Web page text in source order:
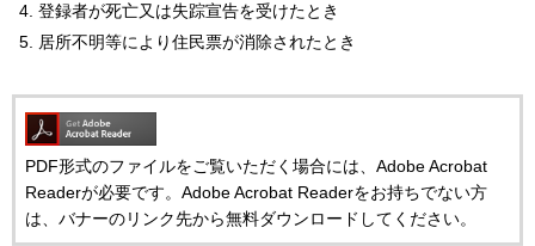
登録者が死亡又は失踪宣告を受けたとき
居所不明等により住民票が消除されたとき
PDF形式のファイルをご覧いただく場合には、Adobe Acrobat
Readerが必要です。Adobe Acrobat Readerをお持ちでない方
は、バナーのリンク先から無料ダウンロードしてください。